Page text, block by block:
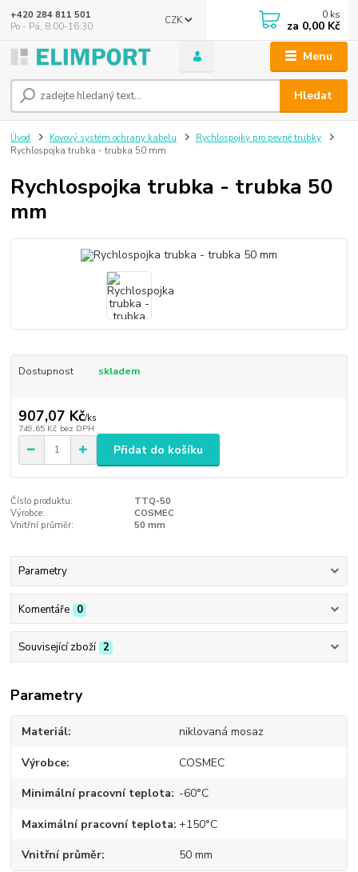
Menu
CZK
Hledat
+420 284 811 501
Po - Pá, 8:00-16:30
0 ks
za 0,00 Kč
Úvod Kovový systém ochrany kabelu
Rychlospojky pro pevné trubky
Rychlospojka trubka - trubka 50 mm
Rychlospojka trubka - trubka 50
mm
Dostupnost skladem
907,07 Kč/ks
749,65 Kč bez DPH
Přidat do košíku
Číslo produktu:
TTQ-50
Výrobce:
COSMEC
Vnitřní průměr:
50 mm
Parametry
Komentáře 0
Související zboží 2
Parametry
Materiál niklovaná mosaz
Výrobce COSMEC
Minimální pracovní teplota -60°C
Maximální pracovní teplota +150°C
Vnitřní průměr 50 mm